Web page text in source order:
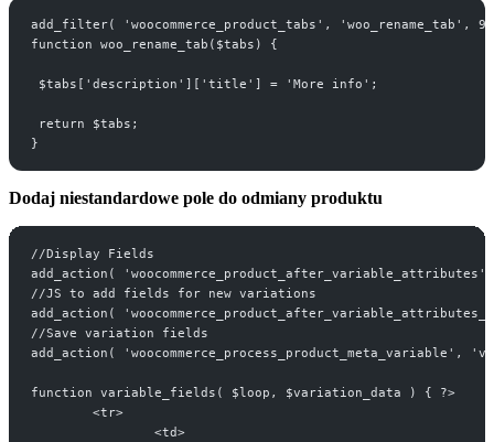
add_filter( 'woocommerce_product_tabs', 'woo_rename_tab',
function woo_rename_tab($tabs) {
$tabs['description']['title'] = 'More info';
return $tabs;
}
Dodaj niestandardowe pole do odmiany produktu
//Display Fields
add_action(
//JS to add fields for new variations
add_action(
//Save variation fields
add_action(
	<tr>
		<td>